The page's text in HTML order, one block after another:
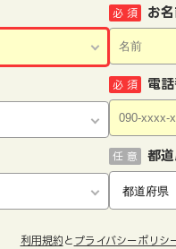
お
必 須
電
必 須
都
任 意
利用規約 と プライバシーポリシ